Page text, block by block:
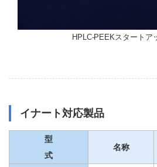
HPLC-PEEKスタートア
イナート対応製品
型
式
名称